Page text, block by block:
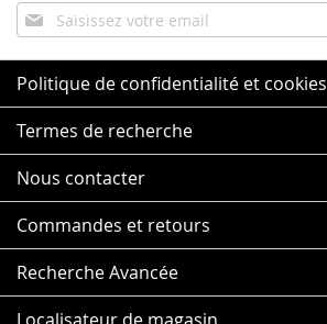
Inscription
à
notre
lettre
d’information
:
Politique de confidentialité et cookies
Termes de recherche
Nous contacter
Commandes et retours
Recherche Avancée